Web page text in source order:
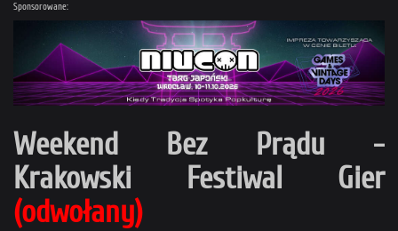
Sponsorowane:
Weekend Bez Prądu -
Krakowski Festiwal Gier
(odwołany)